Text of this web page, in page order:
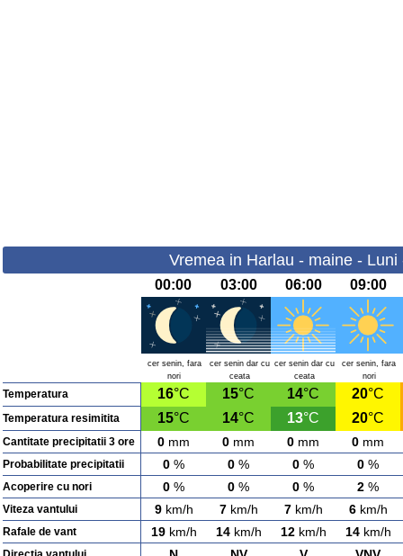
Vremea in Harlau - maine - Luni
00:00 03:00 06:00 09:00
cer senin, fara
nori
cer senin dar cu
ceata
cer senin dar cu
ceata
cer senin, fara
nori
Temperatura 16°C 15°C 14°C 20°C
Temperatura resimitita 15°C 14°C 13°C 20°C
Cantitate precipitatii 3 ore 0 mm 0 mm 0 mm 0 mm
Probabilitate precipitatii 0 % 0 % 0 % 0 %
Acoperire cu nori 0 % 0 % 0 % 2 %
Viteza vantului 9km/h 7km/h 7km/h 6km/h
Rafale de vant 19km/h 14km/h 12km/h 14km/h